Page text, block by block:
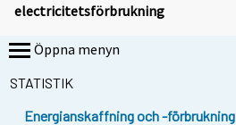
electricitetsförbrukning
Öppna menyn
STATISTIK
Energianskaffning och -förbrukning